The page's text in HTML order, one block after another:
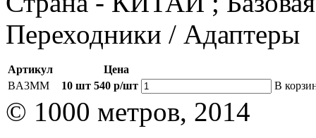
Переходники / Адаптеры
Артикул
Цена
BA3MM
10 шт 540 р/шт В
© 1000 метров, 2014